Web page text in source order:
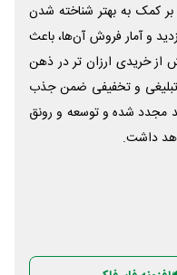
بر کمک به بهتر شناخته شدن
و آمار فروش آن‌ها، باعث
خریدی ارزان تر در ذهن
و تخفیفی ضمن جذب
مجدد شده و توسعه و رونق
داشت.